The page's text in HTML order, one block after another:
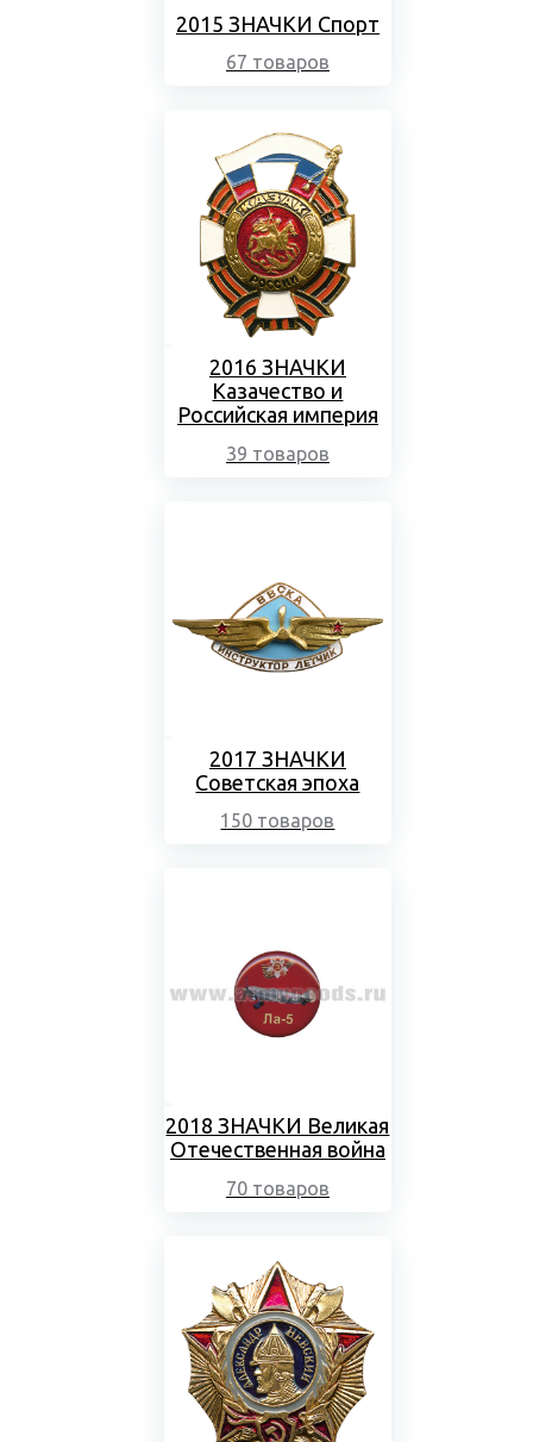
2015 ЗНАЧКИ Спорт
67 товаров
2016 ЗНАЧКИ
Казачество и
Российская империя
39 товаров
2017 ЗНАЧКИ
Советская эпоха
150 товаров
2018 ЗНАЧКИ Великая
Отечественная война
70 товаров